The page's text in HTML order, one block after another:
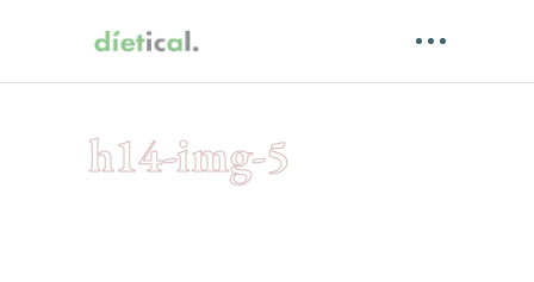
h14-img-5